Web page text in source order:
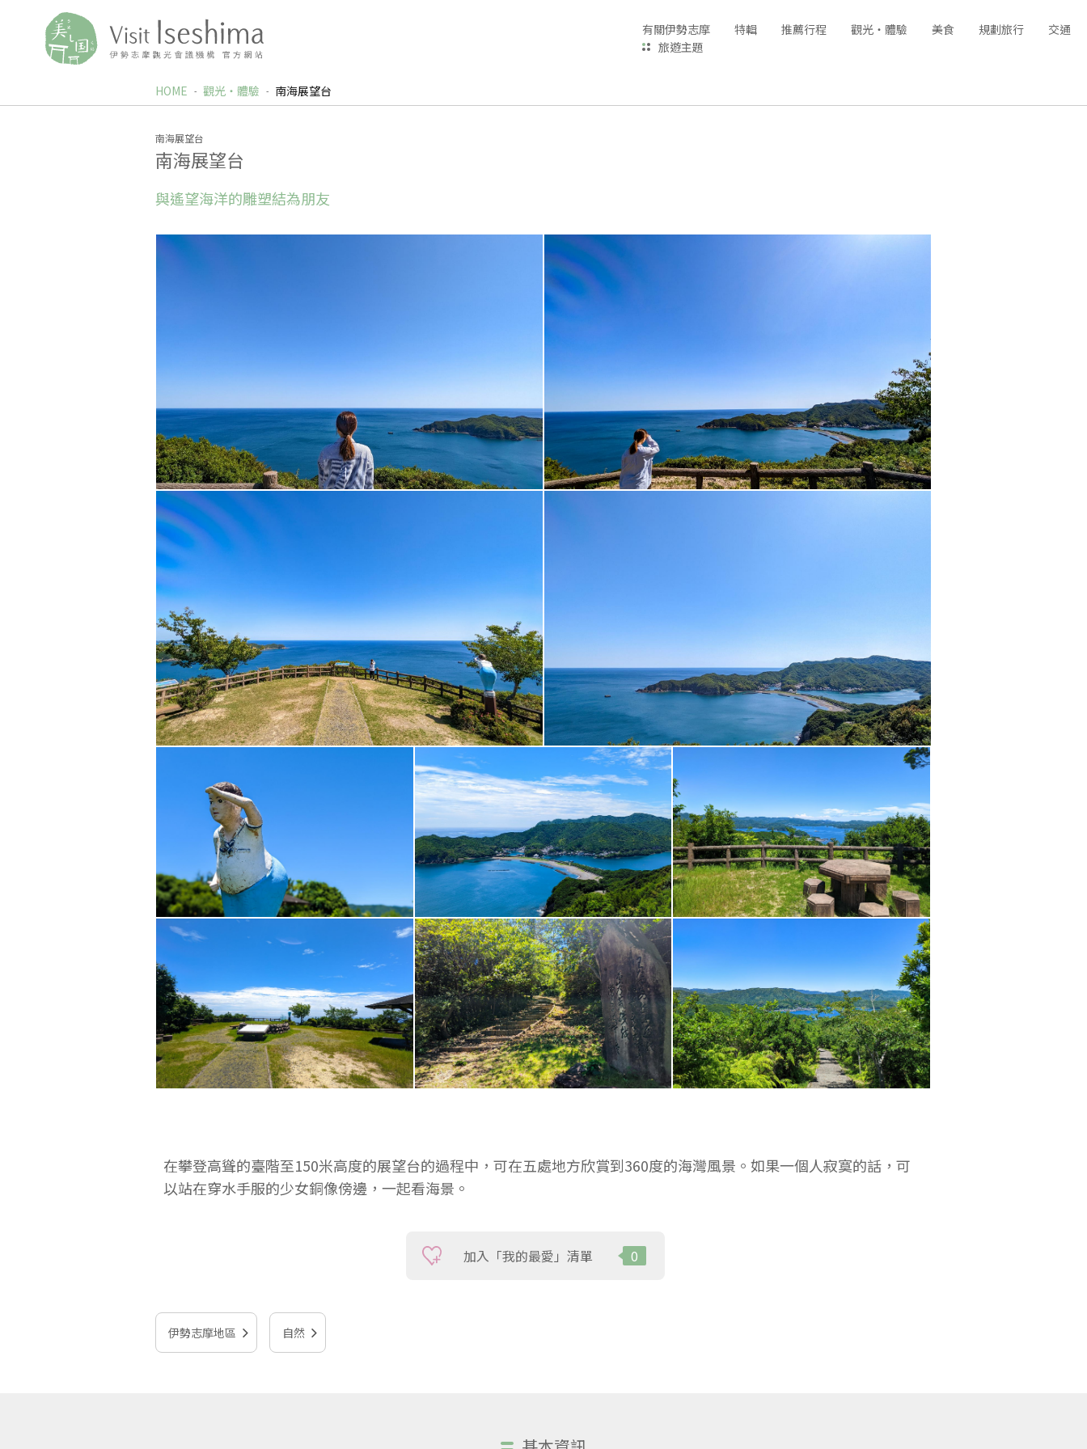
有關伊勢志摩 特輯 推薦行程 觀光‧體驗 美食 規劃旅行
交通
旅遊主題
HOME 觀光‧體驗 南海展望台
南海展望台
南海展望台
與遙望海洋的雕塑結為朋友
在攀登高聳的臺階至150米高度的展望台的過程中，可在五處地方欣賞到360度的海灣風景。如果一個人寂寞的話，可
以站在穿水手服的少女銅像傍邊，一起看海景。
加入「我的最愛」清單 0
伊勢志摩地區 自然